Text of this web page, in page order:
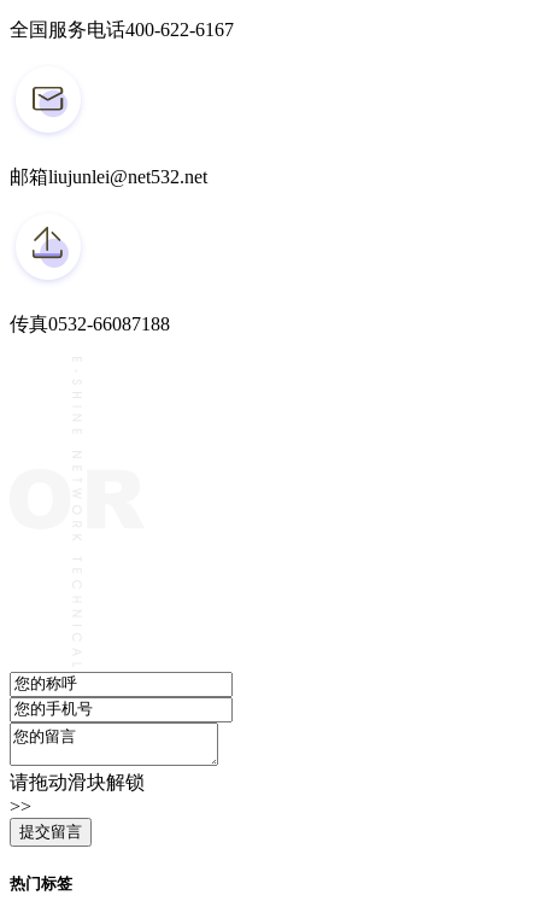
全国服务电话400-622-6167
邮箱liujunlei@net532.net
传真0532-66087188
请拖动滑块解锁
>>
热门标签